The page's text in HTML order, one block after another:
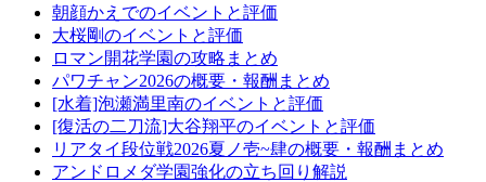
朝顔かえでのイベントと評価
大桜剛のイベントと評価
ロマン開花学園の攻略まとめ
パワチャン2026の概要・報酬まとめ
[水着]泡瀬満里南のイベントと評価
[復活の二刀流]大谷翔平のイベントと評価
リアタイ段位戦2026夏ノ壱~肆の概要・報酬まとめ
アンドロメダ学園強化の立ち回り解説